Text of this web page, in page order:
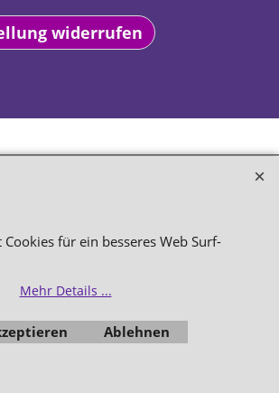
widerrufen
Software.
Cookies für ein besseres Web Surf-
Mehr Details ...
Ablehnen